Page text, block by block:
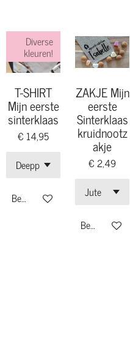
Diverse
kleuren!
T-SHIRT
Mijn eerste
sinterklaas
€ 14,95
Bekijk details
ZAKJE Mijn
eerste
Sinterklaas
kruidnootz
akje
€ 2,49
Bekijk details